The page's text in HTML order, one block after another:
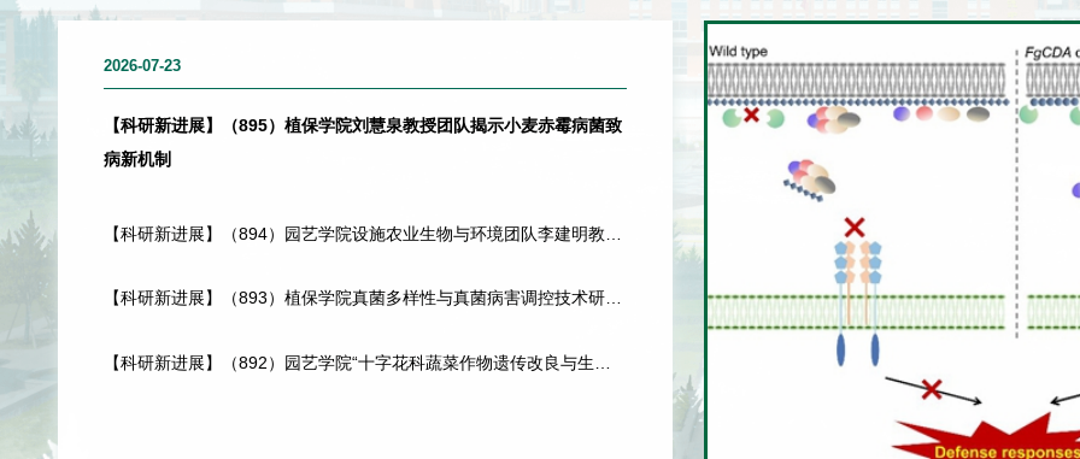
2026-07-23
【科研新进展】（895）植保学院刘慧泉教授团队揭示小麦赤霉病菌致
病新机制
【科研新进展】（894）园艺学院设施农业生物与环境团队李建明教授
【科研新进展】（893）植保学院真菌多样性与真菌病害调控技术研发
【科研新进展】（892）园艺学院“十字花科蔬菜作物遗传改良与生物